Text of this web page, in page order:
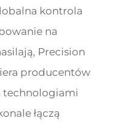
kontrola
na
Precision
producentów
technologiami
łączą